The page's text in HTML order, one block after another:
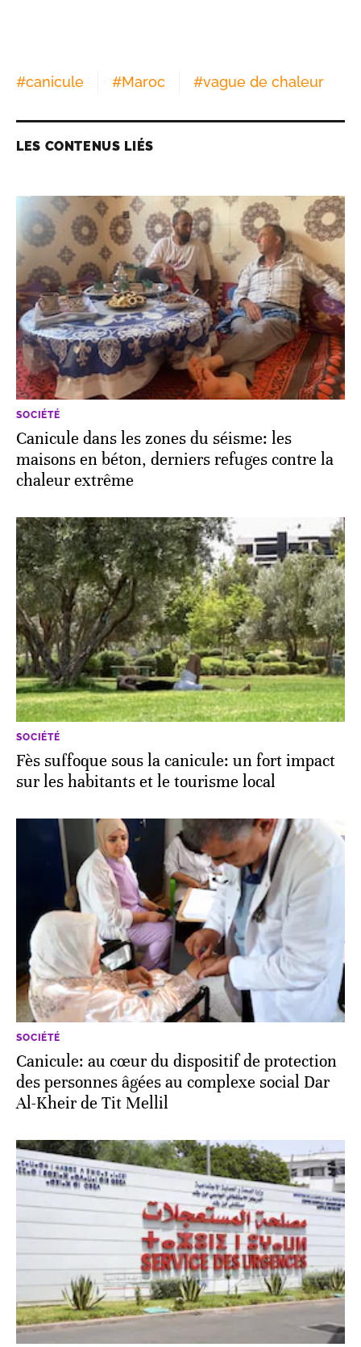
#canicule #Maroc #vague de chaleur
LES CONTENUS LIÉS
SOCIÉTÉ
Canicule dans les zones du séisme: les
maisons en béton, derniers refuges contre la
chaleur extrême
SOCIÉTÉ
Fès suffoque sous la canicule: un fort impact
sur les habitants et le tourisme local
SOCIÉTÉ
Canicule: au cœur du dispositif de protection
des personnes âgées au complexe social Dar
Al-Kheir de Tit Mellil